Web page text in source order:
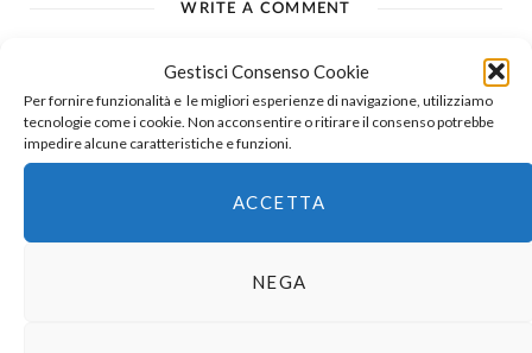
Gestisci Consenso Cookie
Per fornire funzionalità e le migliori esperienze di navigazione, utilizziamo
tecnologie come i cookie. Non acconsentire o ritirare il consenso potrebbe
impedire alcune caratteristiche e funzioni.
ACCETTA
NEGA
WRITE A COMMENT